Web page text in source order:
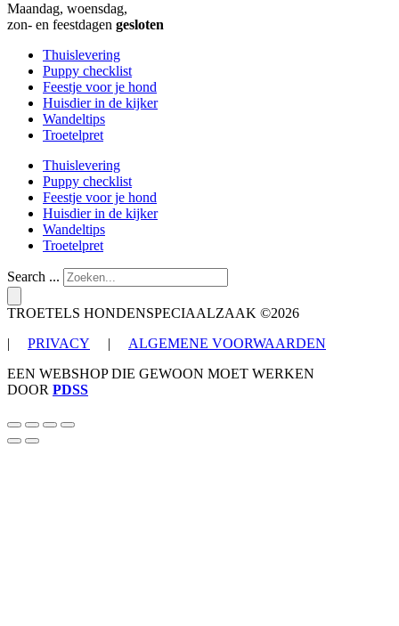
Maandag, woensdag,
zon- en feestdagen gesloten
Thuislevering
Puppy checklist
Feestje voor je hond
Huisdier in de kijker
Wandeltips
Troetelpret
Thuislevering
Puppy checklist
Feestje voor je hond
Huisdier in de kijker
Wandeltips
Troetelpret
Search ...
TROETELS HONDENSPECIAALZAAK ©2026
PRIVACY
ALGEMENE VOORWAARDEN
EEN WEBSHOP DIE GEWOON MOET WERKEN
DOOR PDSS